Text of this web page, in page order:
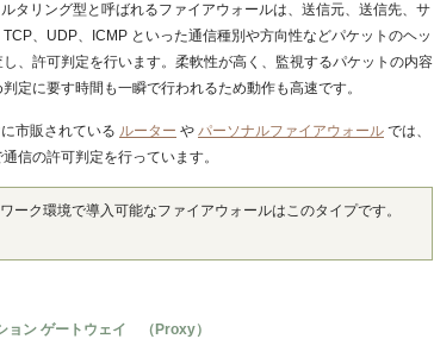
タリング型と呼ばれるファイアウォールは、送信元、送信先、サ
、UDP、ICMP といった通信種別や方向性などパケットのヘッ
、許可判定を行います。柔軟性が高く、監視するパケットの内容
定に要す時間も一瞬で行われるため動作も高速です。
市販されている ルーター や パーソナルファイアウォール では、
信の許可判定を行っています。
ーク環境で導入可能なファイアウォールはこのタイプです。
ョン ゲートウェイ （Proxy）